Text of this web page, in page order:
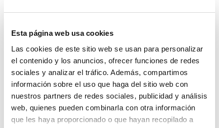
Esta página web usa cookies
Las cookies de este sitio web se usan para personalizar
el contenido y los anuncios, ofrecer funciones de redes
sociales y analizar el tráfico. Además, compartimos
información sobre el uso que haga del sitio web con
nuestros partners de redes sociales, publicidad y análisis
web, quienes pueden combinarla con otra información
que les haya proporcionado o que hayan recopilado a
todos los buenos y los malos momentos de los
últimos meses. En efecto, no está siendo un curso
fácil, pero nunca me he rendido. Además, he
conseguido alcanzar mi mejor momento de forma,
tanto mental como físico, en el instante adecuado.
Quiero agradecer todo el apoyo recibido por parte